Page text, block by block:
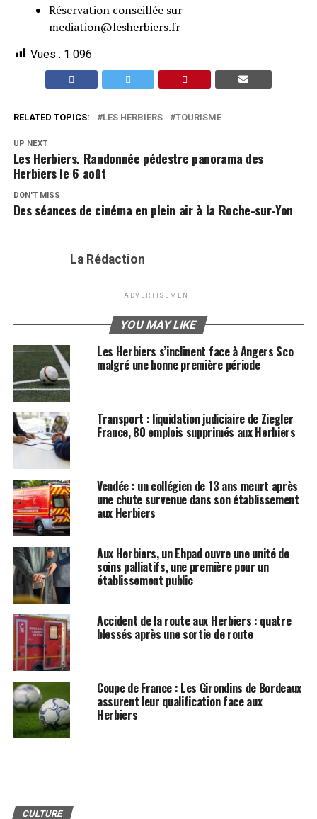
Réservation conseillée sur
mediation@lesherbiers.fr
Vues : 1 096
RELATED TOPICS: LES HERBIERS TOURISME
UP NEXT
Les Herbiers. Randonnée pédestre panorama des
Herbiers le 6 août
DON'T MISS
Des séances de cinéma en plein air à la Roche-sur-Yon
La Rédaction
ADVERTISEMENT
YOU MAY LIKE
Les Herbiers s’inclinent face à Angers Sco
malgré une bonne première période
Transport : liquidation judiciaire de Ziegler
France, 80 emplois supprimés aux Herbiers
Vendée : un collégien de 13 ans meurt après
une chute survenue dans son établissement
aux Herbiers
Aux Herbiers, un Ehpad ouvre une unité de
soins palliatifs, une première pour un
établissement public
Accident de la route aux Herbiers : quatre
blessés après une sortie de route
Coupe de France : Les Girondins de Bordeaux
assurent leur qualification face aux
Herbiers
CULTURE